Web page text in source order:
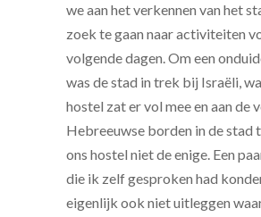
we aan het verkennen van het
zoek te gaan naar activiteiten
volgende dagen. Om een
was de stad in trek bij Israëli,
hostel zat er vol mee en aan de
Hebreeuwse borden in de stad
ons hostel niet de enige. Een
die ik zelf gesproken had
eigenlijk ook niet uitleggen